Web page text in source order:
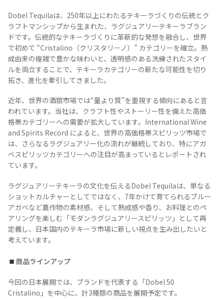
Tequila Journal SNS 在日メキシコ大使館 SNS
TEQUILA JOURNAL
About
テキーラの飲み方 テキーラマップ
Dobel Tequilaは、250年以上にわたるテキーラづくりの伝統とク
ラフトマンシップから生まれた、ラグジュアリーテキーラブラン
ドです。伝統的なテキーラづくりに革新的な発想を融合し、世界
で初めて “Cristalino（クリスタリーノ）” カテゴリーを確立。熟
成由来の複雑で豊かな味わいと、透明感のある洗練されたスタイ
ルを両立することで、テキーラカテゴリーの新たな可能性を切り
拓き、進化を牽引してきました。
近年、世界の酒類市場では“量より質”を重視する傾向にあると言
われています。当社は、クラフト性やストーリー性を備えた高価
格帯カテゴリーへの需要が拡大しています。International Wine
and Spirits Record によると、世界の高価格帯スピリッツ市場で
は、さらなるラグジュアリー化の流れが継続しており、特にアガ
ベスピリッツカテゴリーへの注目が高まっているとレポートされ
ています。
ラグジュアリーテキーラの文化を伝えるDobel Tequilaは、単なる
ショットカルチャーとしてではなく、7年かけて育てられるブルー
アガベなど農作物の素材感、そして熟成感や香り、お料理とのペ
アリングを楽しむ「モダンラグジュアリースピリッツ」として再
定義し、日本国内のテキーラ市場に新しい視点を生み出したいと
考えています。
商品ラインアップ
今回の日本展開では、ブランドを代表する「Dobel 50
Cristalino」を中心に、計3種類の商品を展開予定です。